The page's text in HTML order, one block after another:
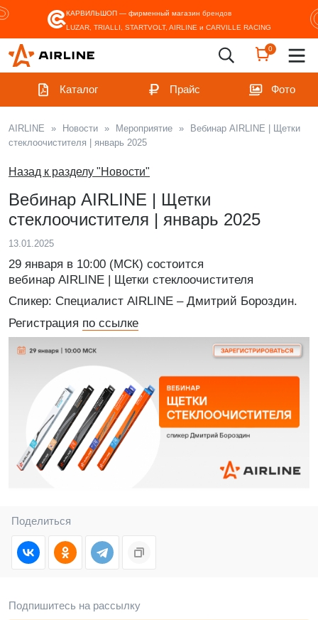
КАРВИЛЬШОП — фирменный магазин брендов
LUZAR, TRIALLI, STARTVOLT, AIRLINE и CARVILLE RACING
0
Каталог Прайс Фото
AIRLINE » Новости » Мероприятие »
Вебинар AIRLINE | Щетки
стеклоочистителя | январь 2025
Назад к разделу "Новости"
Вебинар AIRLINE | Щетки
стеклоочистителя | январь 2025
13.01.2025
29 января в 10:00 (МСК) состоится
вебинар AIRLINE | Щетки стеклоочистителя
Спикер: Специалист AIRLINE – Дмитрий Бороздин.
Регистрация по ссылке
Поделиться
Подпишитесь на рассылку